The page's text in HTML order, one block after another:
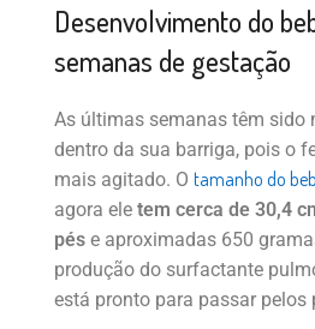
Desenvolvimento do
semanas de gestação
As últimas semanas têm sido
dentro da sua barriga, pois o
mais agitado. O tamanho do
agora ele tem cerca de 30,4
pés e aproximadas 650
produção do surfactante
está pronto para passar pelos